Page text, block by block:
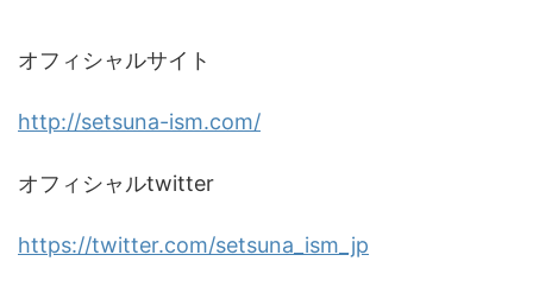
オフィシャルサイト
http://setsuna-ism.com/
オフィシャルtwitter
https://twitter.com/setsuna_ism_jp